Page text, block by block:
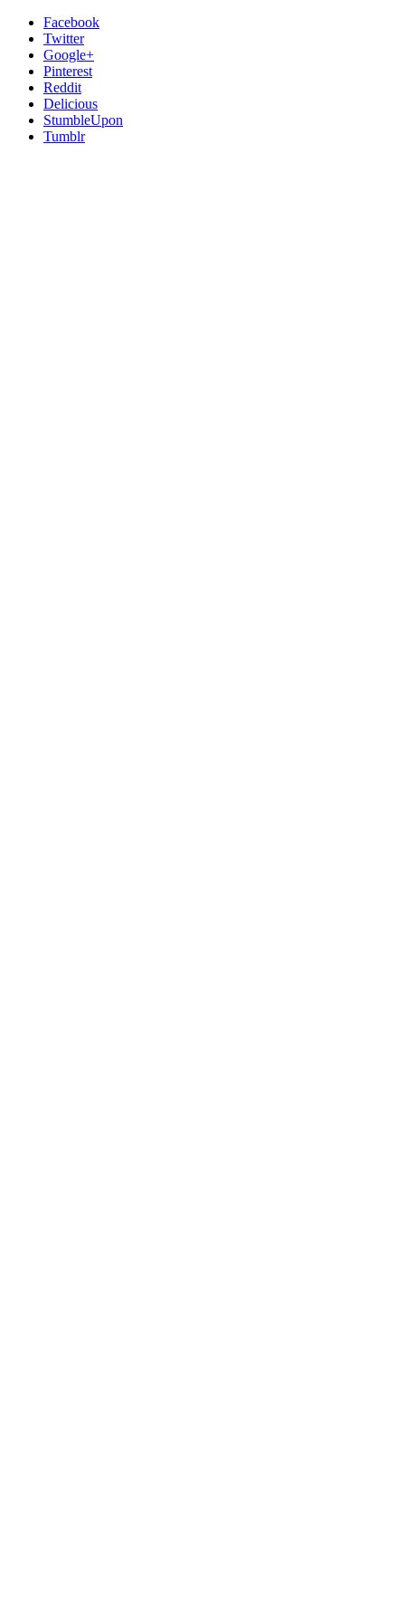
Facebook
Twitter
Google+
Pinterest
Reddit
Delicious
StumbleUpon
Tumblr